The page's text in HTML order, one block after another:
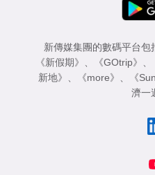
新傳媒集團的數碼平台
《新假期》 、 《GOtrip》 、
新地》 、 《more》 、 《
濟一